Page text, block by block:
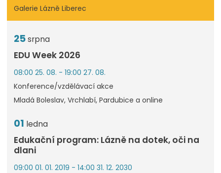
Galerie Lázně Liberec
25srpna
EDU Week 2026
08:00 25. 08. - 19:00 27. 08.
Konference/vzdělávací akce
Mladá Boleslav, Vrchlabí, Pardubice a online
01 ledna
Edukační program: Lázně na dotek, oči na
dlani
09:00 01. 01. 2019 - 14:00 31. 12. 2030